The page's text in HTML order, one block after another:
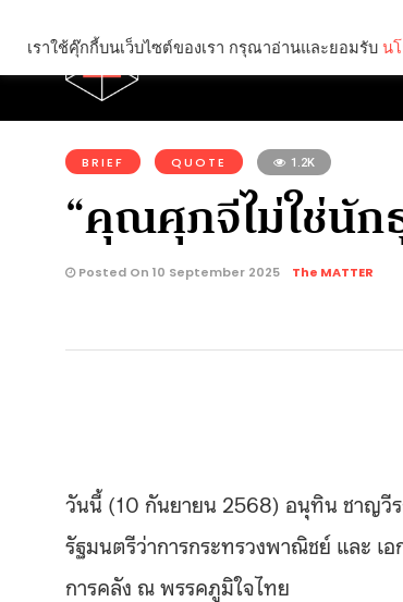
คุณกำลังอ่าน:
BRIEF QUOTE 1.2K
“คุณศุภจีไม่ใช่นัก
Posted On 10 September 2025 The MATTER
วันนี้ (10 กันยายน 2568) อนุทิน ชาญวีร
รัฐมนตรีว่าการกระทรวงพาณิชย์ และ
การคลัง ณ พรรคภูมิใจไทย
เราใช้คุ๊กกี้บนเว็บไซต์ของเรา กรุณาอ่านและยอมรับ น